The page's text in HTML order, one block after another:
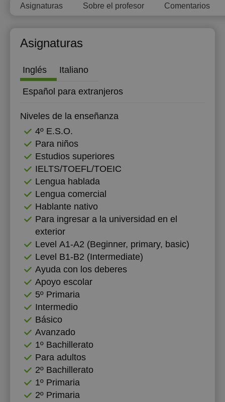
Asignaturas Sobre el profesor Comentarios
Asignaturas
Inglés Italiano
Español para extranjeros
Niveles de la enseñanza
4º E.S.O.
Para niños
Estudios superiores
IELTS/TOEFL/TOEIC
Lengua hablada
Lengua comercial
Hablante nativo
Para ingresar a la universidad en el
exterior
Level А1-А2 (Beginner, primary, basic)
Level B1-B2 (Intermediate)
Ayuda con los deberes
Apoyo escolar
5º Primaria
Intermedio
Básico
Avanzado
1º Bachillerato
Para adultos
2º Bachillerato
1º Primaria
2º Primaria